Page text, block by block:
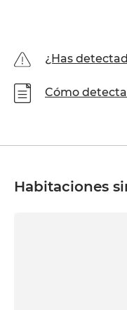
¿Has
Cómo
Habitaciones